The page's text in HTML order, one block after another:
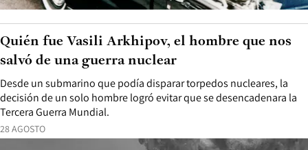
28 AGOSTO
Desde un submarino que podía disparar torpedos nucleares, la
decisión de un solo hombre logró evitar que se desencadenara la
Tercera Guerra Mundial.
Quién fue Vasili Arkhipov, el hombre que nos
salvó de una guerra nuclear